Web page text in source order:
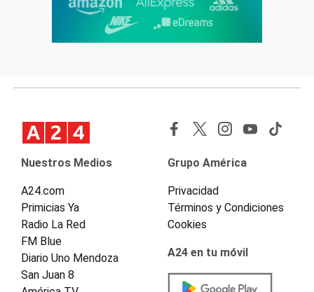
Nuestros Medios
A24.com
Primicias Ya
Radio La Red
FM Blue
Diario Uno Mendoza
San Juan 8
Grupo América
Privacidad
Términos y Condiciones
Cookies
A24 en tu móvil